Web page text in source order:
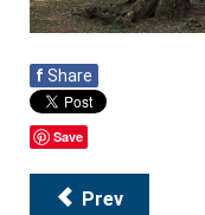
f Share
Save
Prev